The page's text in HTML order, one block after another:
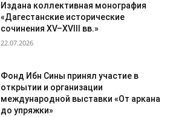
Издана коллективная монография
«Дагестанские исторические
сочинения XV–XVIII вв.»
22.07.2026
Фонд Ибн Сины принял участие в
открытии и организации
международной выставки «От аркана
до упряжки»